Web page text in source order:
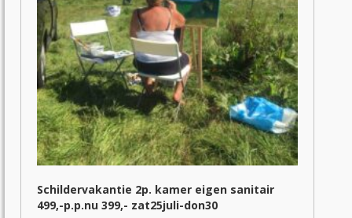
Schildervakantie 2p. kamer eigen sanitair
499,-p.p.nu 399,- zat25juli-don30